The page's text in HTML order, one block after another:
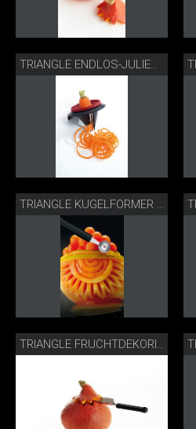
TRIANGLE ENDLOS-JULIENNESCHNEIDER
TRIANGLE KUGELFORMER MELONE
TRIANGLE FRUCHTDEKORIERER